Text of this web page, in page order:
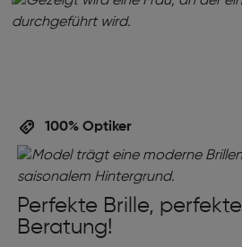
100% Optiker
Perfekte Brille, perfekte
Beratung!